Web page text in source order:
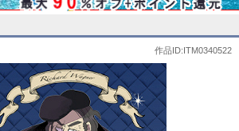
作品ID:ITM0340522